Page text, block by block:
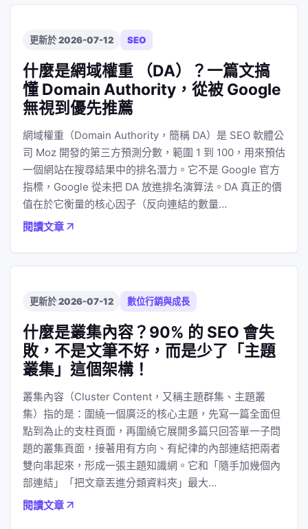
更新於 2026-07-12 SEO
什麼是網域權重 （DA）？一篇文搞
懂 Domain Authority，從被 Google
無視到優先推薦
網域權重（Domain Authority，簡稱 DA）是 SEO 軟體公
司 Moz 開發的第三方預測分數，範圍 1 到 100，用來預估
一個網站在搜尋結果中的排名潛力。它不是 Google 官方
指標，Google 從未把 DA 放進排名演算法。DA 真正的價
值在於它衡量的核心因子（反向連結的數量…
閱讀文章
更新於 2026-07-12 數位行銷與成長
什麼是叢集內容？90% 的 SEO 會失
敗，不是文筆不好，而是少了「主題
叢集」這個架構！
叢集內容（Cluster Content，又稱主題群集、主題叢
集）指的是：圍繞一個廣泛的核心主題，先寫一篇全面但
點到為止的支柱頁面，再圍繞它展開多篇只回答單一子問
題的叢集頁面，接著用有方向、有紀律的內部連結把兩者
雙向串起來，形成一張主題知識網。它和「隨手加幾個內
部連結」「把文章丟進分類資料夾」最大…
閱讀文章